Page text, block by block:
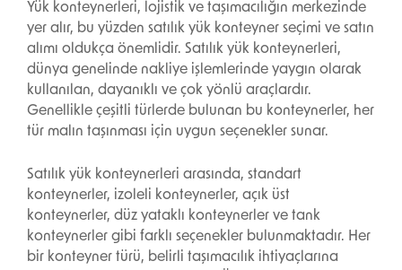
Yük konteynerleri, lojistik ve taşımacılığın merkezinde
yer alır, bu yüzden satılık yük konteyner seçimi ve satın
alımı oldukça önemlidir. Satılık yük konteynerleri,
dünya genelinde nakliye işlemlerinde yaygın olarak
kullanılan, dayanıklı ve çok yönlü araçlardır.
Genellikle çeşitli türlerde bulunan bu konteynerler, her
tür malın taşınması için uygun seçenekler sunar.
Satılık yük konteynerleri arasında, standart
konteynerler, izoleli konteynerler, açık üst
konteynerler, düz yataklı konteynerler ve tank
konteynerler gibi farklı seçenekler bulunmaktadır. Her
bir konteyner türü, belirli taşımacılık ihtiyaçlarına